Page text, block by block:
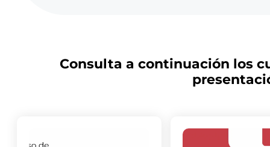
Consulta a continuación los